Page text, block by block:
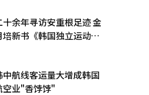
十余年寻访安重根足迹 金
培新书《韩国独立运动圣
中航线客运量大增成韩国
空业"香饽饽"